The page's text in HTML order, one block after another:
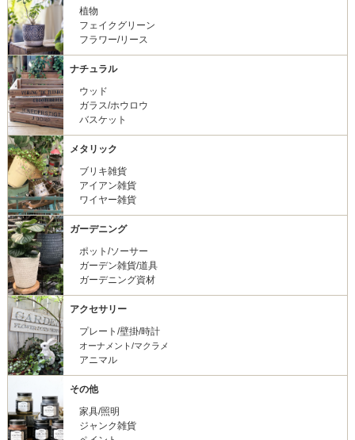
植物
フェイクグリーン
フラワー/リース
ナチュラル
ウッド
ガラス/ホウロウ
バスケット
メタリック
ブリキ雑貨
アイアン雑貨
ワイヤー雑貨
ガーデニング
ポット/ソーサー
ガーデン雑貨/道具
ガーデニング資材
アクセサリー
プレート/壁掛/時計
オーナメント/マクラメ
アニマル
その他
家具/照明
ジャンク雑貨